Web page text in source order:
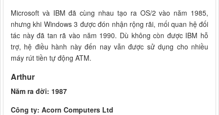
Microsoft và IBM đã cùng nhau tạo ra OS/2 vào năm 1985,
nhưng khi Windows 3 được đón nhận rộng rãi, mối quan hệ đối
tác này đã tan rã vào năm 1990. Dù không còn được IBM hỗ
trợ, hệ điều hành này đến nay vẫn được sử dụng cho nhiều
máy rút tiền tự động ATM.
Arthur
Năm ra đời: 1987
Công ty: Acorn Computers Ltd